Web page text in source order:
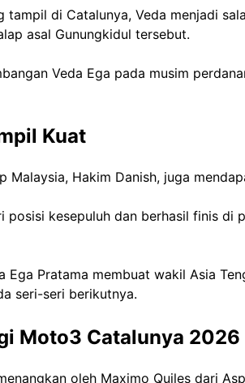
tampil di Catalunya, Veda menjadi
asal Gunungkidul tersebut.
Veda Ega pada musim
Kuat
Malaysia, Hakim Danish, juga
posisi kesepuluh dan berhasil finis
Ega Pratama membuat wakil Asia
seri-seri berikutnya.
Moto3 Catalunya 2026
oleh Maximo Quiles dari